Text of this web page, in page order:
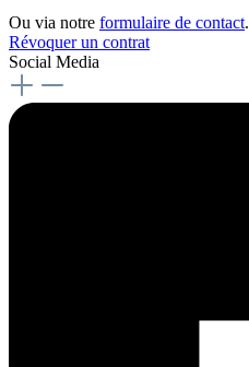
Ou via notre formulaire de contact.
Révoquer un contrat
Social Media